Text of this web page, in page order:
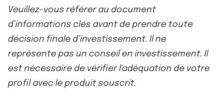
Veuillez-vous référer au document
d’informations clés avant de prendre toute
décision finale d’investissement. Il ne
représente pas un conseil en investissement. Il
est nécessaire de vérifier l'adéquation de votre
profil avec le produit souscrit.